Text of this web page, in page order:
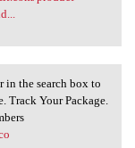
in the search box to
Track Your Package.